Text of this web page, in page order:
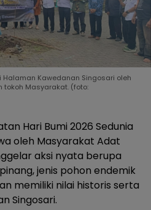
Kawedanan Singosari oleh
Masyarakat. (foto:
Hari Bumi 2026 Sedunia
oleh Masyarakat Adat
aksi nyata berupa
jenis pohon endemik
memiliki nilai historis serta
Singosari.